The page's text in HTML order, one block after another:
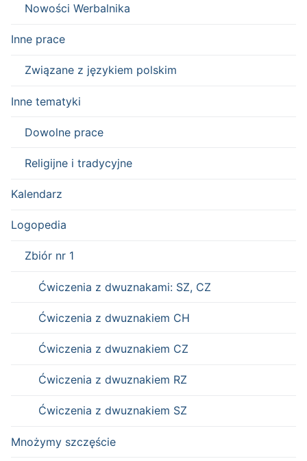
Nowości Werbalnika
Inne prace
Związane z językiem polskim
Inne tematyki
Dowolne prace
Religijne i tradycyjne
Kalendarz
Logopedia
Zbiór nr 1
Ćwiczenia z dwuznakami: SZ, CZ
Ćwiczenia z dwuznakiem CH
Ćwiczenia z dwuznakiem CZ
Ćwiczenia z dwuznakiem RZ
Ćwiczenia z dwuznakiem SZ
Mnożymy szczęście